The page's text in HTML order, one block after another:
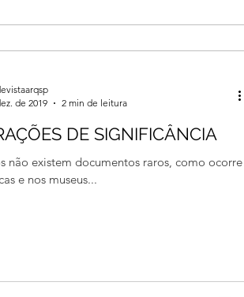
de 2019
2 min de leitura
DE SIGNIFICÂNCIA
não existem documentos raros, como ocorre
e nos museus...